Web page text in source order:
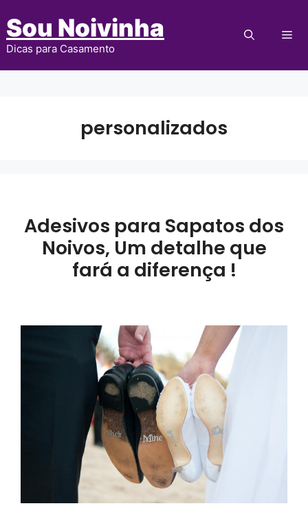
para
Sou Noivinha
Dicas para Casamento
personalizados
Adesivos para Sapatos dos
Noivos, Um detalhe que
fará a diferença !